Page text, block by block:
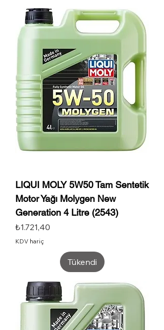
LIQUI MOLY 5W50 Tam Sentetik
Motor Yağı Molygen New
Generation 4 Litre (2543)
Fiyat
₺1.721,40
KDV hariç
Tükendi